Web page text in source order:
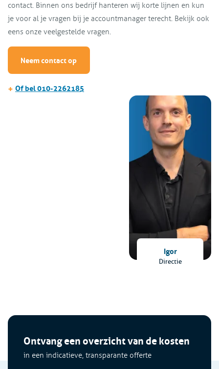
contact. Binnen ons bedrijf hanteren wij korte lijnen en kun
je voor al je vragen bij je accountmanager terecht. Bekijk ook
eens onze veelgestelde vragen.
Neem contact op
+ Of bel 010-2262185
Igor
Directie
Ontvang een overzicht van de kosten
in een indicatieve, transparante offerte